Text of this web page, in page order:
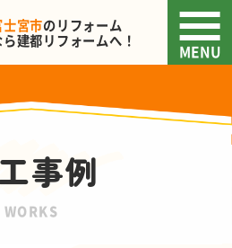
宮市のリフォーム
建都リフォームへ！
MENU
事例
WORKS